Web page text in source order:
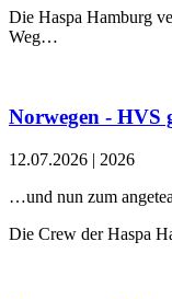
Die Haspa Hamburg
Weg…
Norwegen - HVS
12.07.2026 | 2026
…und nun zum
Die Crew der Haspa